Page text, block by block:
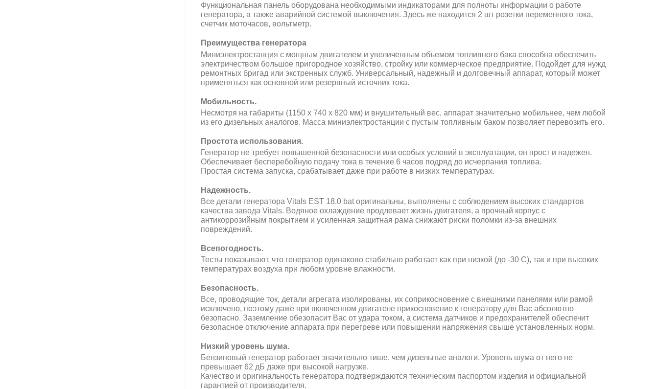
Функциональная панель оборудована необходимыми индикаторами для полноты информации о работе
генератора, а также аварийной системой выключения. Здесь же находится 2 шт розетки переменного тока,
cчетчик моточасов, вольтметр.
Преимущества генератора
Миниэлектростанция с мощным двигателем и увеличенным объемом топливного бака способна обеспечить
электричеством большое пригородное хозяйство, стройку или коммерческое предприятие. Подойдет для нужд
ремонтных бригад или экстренных служб. Универсальный, надежный и долговечный аппарат, который может
применяться как основной или резервный источник тока.
Мобильность.
Несмотря на габариты (1150 х 740 х 820 мм) и внушительный вес, аппарат значительно мобильнее, чем любой
из его дизельных аналогов. Масса миниэлектростанции с пустым топливным баком позволяет перевозить его.
Простота использования.
Генератор не требует повышенной безопасности или особых условий в эксплуатации, он прост и надежен.
Обеспечивает бесперебойную подачу тока в течение 6 часов подряд до исчерпания топлива.
Простая система запуска, срабатывает даже при работе в низких температурах.
Надежность.
Все детали генератора Vitals EST 18.0 bat оригинальны, выполнены с соблюдением высоких стандартов
качества завода Vitals. Водяное охлаждение продлевает жизнь двигателя, а прочный корпус с
антикоррозийным покрытием и усиленная защитная рама снижают риски поломки из-за внешних
повреждений.
Всепогодность.
Тесты показывают, что генератор одинаково стабильно работает как при низкой (до -30 С), так и при высоких
температурах воздуха при любом уровне влажности.
Безопасность.
Все, проводящие ток, детали агрегата изолированы, их соприкосновение с внешними панелями или рамой
исключено, поэтому даже при включенном двигателе прикосновение к генератору для Вас абсолютно
безопасно. Заземление обезопасит Вас от удара током, а система датчиков и предохранителей обеспечит
безопасное отключение аппарата при перегреве или повышении напряжения свыше установленных норм.
Низкий уровень шума.
Бензиновый генератор работает значительно тише, чем дизельные аналоги. Уровень шума от него не
превышает 62 дБ даже при высокой нагрузке.
Качество и оригинальность генератора подтверждаются техническим паспортом изделия и официальной
гарантией от производителя.